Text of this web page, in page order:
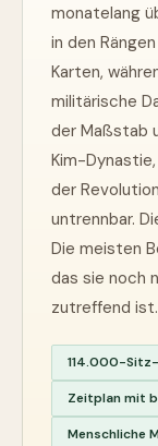
monatelang
in den
Karten,
militärische
der Maßstab
Kim-Dynastie,
der
untrennbar.
Die meisten
das sie noch
zutreffend ist.
114.000-
Zeitplan mit
Menschliche